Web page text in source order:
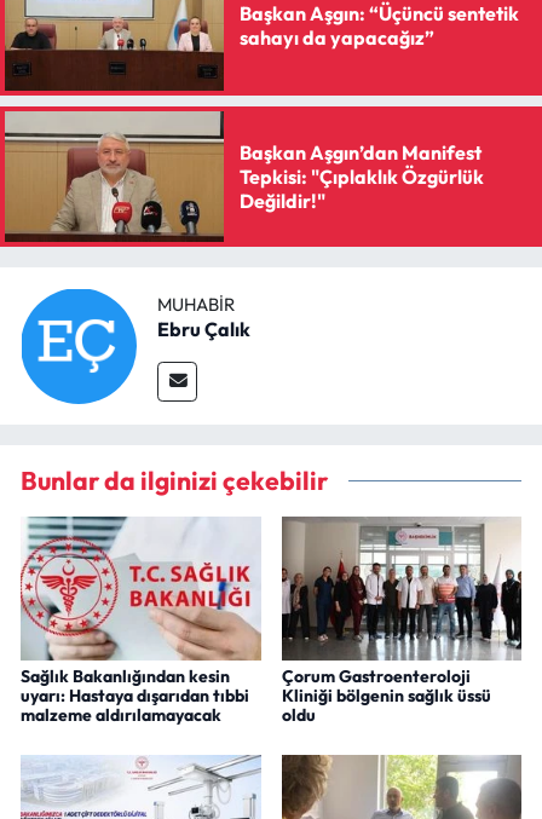
Başkan Aşgın: “Üçüncü sentetik
sahayı da yapacağız”
Başkan Aşgın’dan Manifest
Tepkisi: "Çıplaklık Özgürlük
Değildir!"
MUHABIR
Ebru Çalık
Bunlar da ilginizi çekebilir
Sağlık Bakanlığından kesin
uyarı: Hastaya dışarıdan tıbbi
malzeme aldırılamayacak
Çorum Gastroenteroloji
Kliniği bölgenin sağlık üssü
oldu